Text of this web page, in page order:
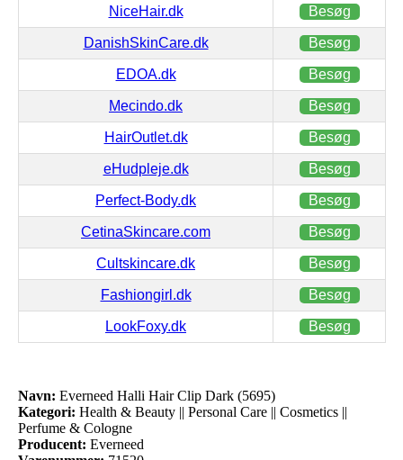
NiceHair.dk Besøg
DanishSkinCare.dk Besøg
EDOA.dk Besøg
Mecindo.dk Besøg
HairOutlet.dk Besøg
eHudpleje.dk Besøg
Perfect-Body.dk Besøg
CetinaSkincare.com Besøg
Cultskincare.dk Besøg
Fashiongirl.dk Besøg
LookFoxy.dk Besøg
Navn: Everneed Halli Hair Clip Dark (5695)
Kategori: Health & Beauty || Personal Care || Cosmetics ||
Perfume & Cologne
Producent: Everneed